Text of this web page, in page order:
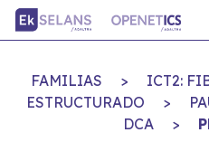
FAMILIAS >
ICT2:
ESTRUCTURADO
>
DCA
>